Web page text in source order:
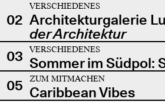
02
VERSCHIEDENES
Architekturgalerie
der Architektur
03
VERSCHIEDENES
Sommer im Südpol:
05
ZUM MITMACHEN
Caribbean Vibes